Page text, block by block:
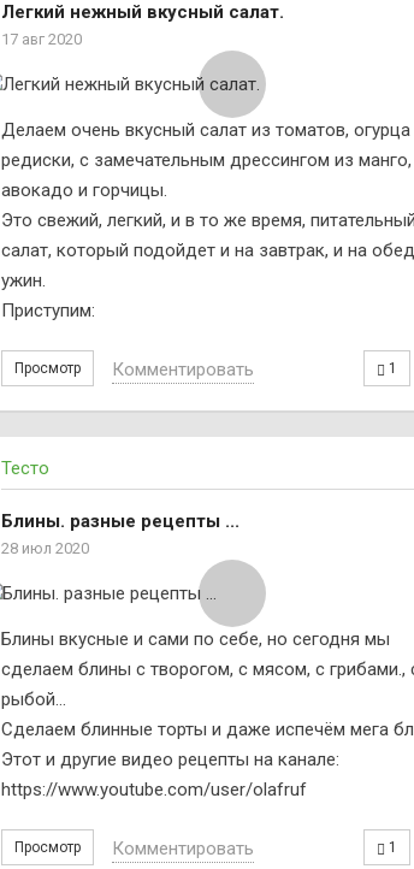
Легкий нежный вкусный салат.
17 авг 2020
Делаем очень вкусный салат из томатов, огурца
редиски, с замечательным дрессингом из манго,
авокадо и горчицы.
Это свежий, легкий, и в то же время, питательный
салат, который подойдет и на завтрак, и на
ужин.
Приступим:
Просмотр 1
Комментировать
Тесто
Блины. разные рецепты ...
28 июл 2020
Блины вкусные и сами по себе, но сегодня мы
сделаем блины с творогом, с мясом, с грибами.,
рыбой…
Сделаем блинные торты и даже испечём мега
Этот и другие видео рецепты на канале:
https://www.youtube.com/user/olafruf
Просмотр 1
Комментировать